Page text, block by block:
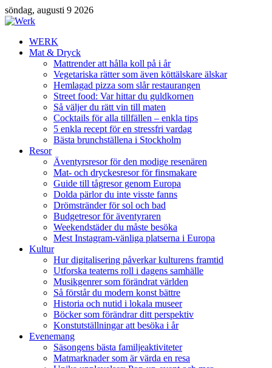
söndag, augusti 9 2026
WERK
Mat & Dryck
Mattrender att hålla koll på i år
Vegetariska rätter som även köttälskare älskar
Hemlagad pizza som slår restaurangen
Street food: Var hittar du guldkornen
Så väljer du rätt vin till maten
Cocktails för alla tillfällen – enkla tips
5 enkla recept för en stressfri vardag
Bästa brunchställena i Stockholm
Resor
Äventyrsresor för den modige resenären
Mat- och dryckesresor för finsmakare
Guide till tågresor genom Europa
Dolda pärlor du inte visste fanns
Drömstränder för sol och bad
Budgetresor för äventyraren
Weekendstäder du måste besöka
Mest Instagram-vänliga platserna i Europa
Kultur
Hur digitalisering påverkar kulturens framtid
Utforska teaterns roll i dagens samhälle
Musikgenrer som förändrat världen
Så förstår du modern konst bättre
Historia och nutid i lokala museer
Böcker som förändrar ditt perspektiv
Konstutställningar att besöka i år
Evenemang
Säsongens bästa familjeaktiviteter
Matmarknader som är värda en resa